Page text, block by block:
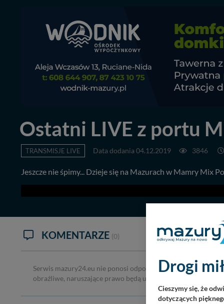
Ostatni LIVE z portu
TRANSMISJE LIVE Data dodania 04.12.2019 3846
Jeszcze nie śpimy... Dzieje się na Mazurach w Mamry Mix
KOMENTARZE (0)
Serwis mazury24.eu nie ponosi odpowiedzialności za treść
obraźliwe, naruszające prawo będą usuwane.
Drogi
Cieszymy się, że
dotyczących